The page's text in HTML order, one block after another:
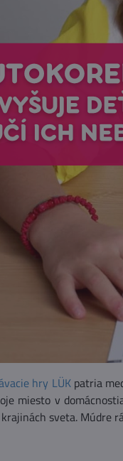
hry LÜKpatria
miesto v
sveta. Múdre